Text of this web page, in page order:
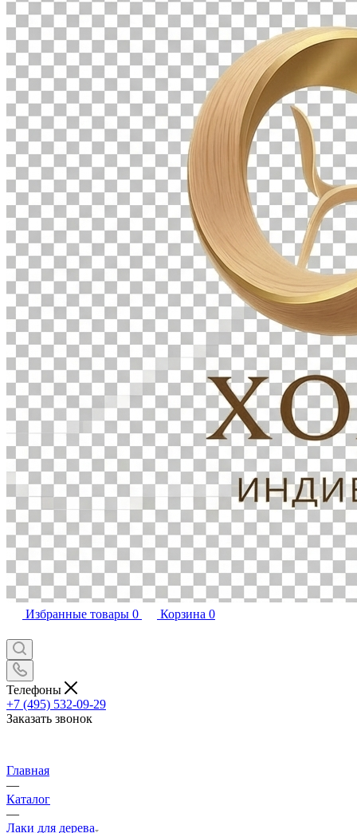
Избранные товары 0 Корзина 0
Телефоны
+7 (495) 532-09-29
Заказать звонок
Главная
—
Каталог
—
Лаки для дерева